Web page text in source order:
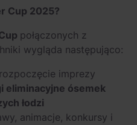
Cup 2025?
połączonych z
wygląda następująco:
imprezy
eliminacyjne ósemek
łodzi
animacje, konkursy i